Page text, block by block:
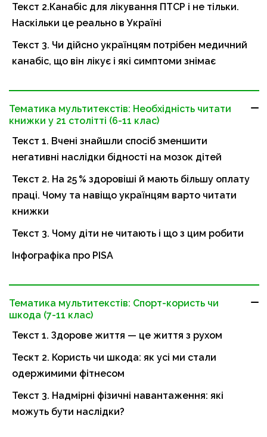
Текст 2.Канабіс для лікування ПТСР і не тільки.
Наскільки це реально в Україні
Текст 3. Чи дійсно українцям потрібен медичний
канабіс, що він лікує і які симптоми знімає
Тематика мультитекстів: Необхідність читати
книжки у 21 столітті (6-11 клас)
Текст 1. Вчені знайшли спосіб зменшити
негативні наслідки бідності на мозок дітей
Текст 2. На 25 % здоровіші й мають більшу оплату
праці. Чому та навіщо українцям варто читати
книжки
Текст 3. Чому діти не читають і що з цим робити
Інфографіка про PISA
Тематика мультитекстів: Спорт-користь чи
шкода (7-11 клас)
Текст 1. Здорове життя — це життя з рухом
Тескт 2. Користь чи шкода: як усі ми стали
одержимими фітнесом
Текст 3. Надмірні фізичні навантаження: які
можуть бути наслідки?